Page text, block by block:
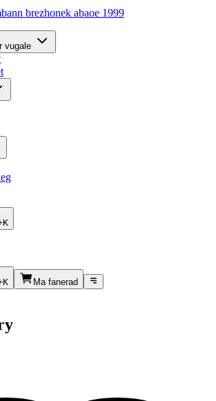
brezhonek abaoe 1999
vugale
Ma fanerad